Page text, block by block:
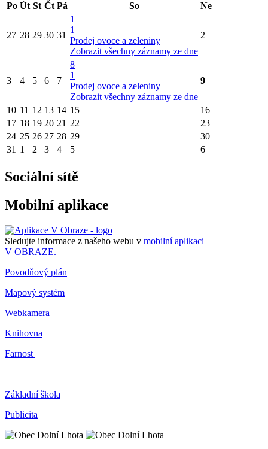
Po Út St Čt Pá So Ne
27 28 29 30 31
1
1
Prodej ovoce a zeleniny
Zobrazit všechny záznamy ze dne
2
3 4 5 6 7
8
1
Prodej ovoce a zeleniny
Zobrazit všechny záznamy ze dne
9
10 11 12 13 14 15
16
17 18 19 20 21 22
23
24 25 26 27 28 29
30
31 1 2 3 4 5 6
Sociální sítě
Mobilní aplikace
Sledujte informace z našeho webu v mobilní aplikaci –
V OBRAZE.
Povodňový plán
Mapový systém
Webkamera
Knihovna
Farnost
Základní škola
Publicita